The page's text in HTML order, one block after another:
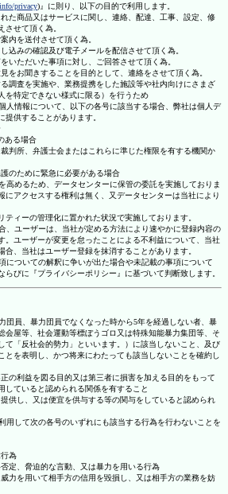
privacy)』に則り、以下の目的で利用します。
た商品又はサービスに関し、連絡、配達、工事、設定、修
させて頂く為。
内を送付させて頂く為。
込みの確認及び電子メールを配信させて頂く為。
いただいた事項に対し、ご回答させて頂く為。
をお聞きすることを目的として、連絡をさせて頂く為。
調査を実施や、業務提携をした施設等や社内向けにさまざ
を特定できない様式に限る）を行うため
人情報について、以下の各号に該当する場合、弊社は個人デ
提供することがあります。
ある場合
判所、弁護士会またはこれらに準じた権限を有する機関か
のために緊急に必要がある場合
高めるため、データセンターに保管の委託を実施しておりま
にアクセスする権利は無く、又データセンターは当社により
ィーの管理化に置かれた状況で実施しております。
、ユーザーは、当社が定める方法により速やかに登録内容の
。ユーザーが変更を怠ったことによる不利益について、当社
、当社はユーザー登録を抹消することがあります。
についての解釈に争いが出た場合や未記載の事項について
びに『プライバシーポリシー』に基づいて判断致します。
団員、暴力団員でなくなった時から5年を経過しない者、暴
会屋等、社会運動等標ぼうゴロ又は特殊知能暴力集団等、そ
て「反社会的勢力」といいます。）に該当しないこと、及び
とを表明し、かつ将来にわたっても該当しないことを確約し
の利益を図る目的又は第三者に損害を加える目的をもって
していると認められる関係を有すること
供し、又は便宜を供与する等の関与をしていると認められ
用して次の各号のいずれにも該当する行為を行わないことを
為
定、脅迫的な言動、又は暴力を用いる行為
力を用いて相手方の信用を毀損し、又は相手方の業務を妨